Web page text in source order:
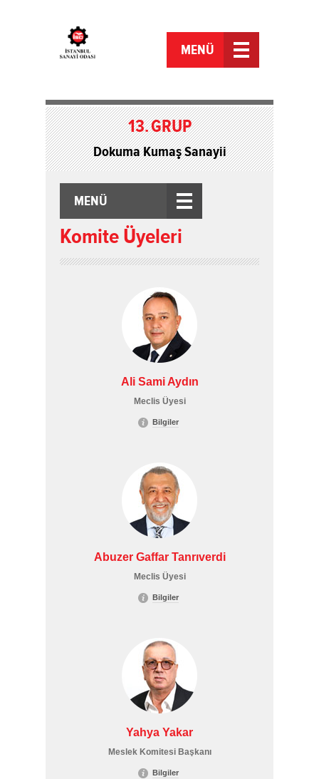
13.GRUP
Dokuma Kumaş Sanayii
MENÜ
MENÜ
Komite Üyeleri
Ali Sami Aydın
Meclis Üyesi
Bilgiler
Abuzer Gaffar Tanrıverdi
Meclis Üyesi
Bilgiler
Yahya Yakar
Meslek Komitesi Başkanı
Bilgiler